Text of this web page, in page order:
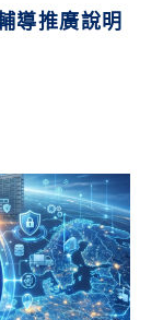
導推廣說明